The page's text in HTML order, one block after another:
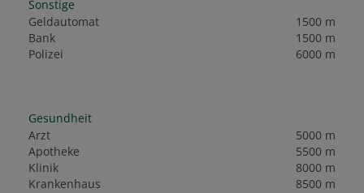
Sonstige
Geldautomat
1500 m
Bank
1500 m
Polizei
6000 m
Gesundheit
Arzt
5000 m
Apotheke
5500 m
Klinik
8000 m
Krankenhaus
8500 m